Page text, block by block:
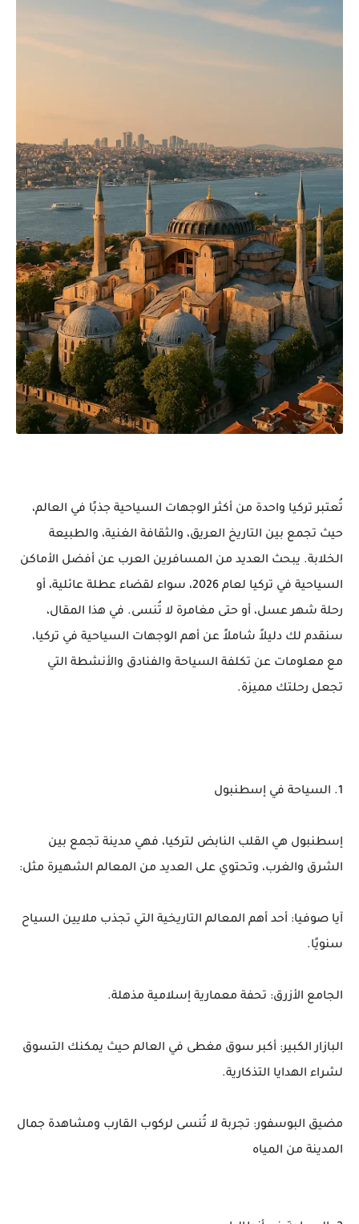
تُعتبر تركيا واحدة من أكثر الوجهات السياحية جذبًا في العالم،
حيث تجمع بين التاريخ العريق، والثقافة الغنية، والطبيعة
الخلابة. يبحث العديد من المسافرين العرب عن أفضل الأماكن
السياحية في تركيا لعام 2026، سواء لقضاء عطلة عائلية، أو
رحلة شهر عسل، أو حتى مغامرة لا تُنسى. في هذا المقال،
سنقدم لك دليلاً شاملاً عن أهم الوجهات السياحية في تركيا،
مع معلومات عن تكلفة السياحة والفنادق والأنشطة التي
تجعل رحلتك مميزة.
1. السياحة في إسطنبول
إسطنبول هي القلب النابض لتركيا، فهي مدينة تجمع بين
الشرق والغرب، وتحتوي على العديد من المعالم الشهيرة مثل:
آيا صوفيا: أحد أهم المعالم التاريخية التي تجذب ملايين السياح
سنويًا.
الجامع الأزرق: تحفة معمارية إسلامية مذهلة.
البازار الكبير: أكبر سوق مغطى في العالم حيث يمكنك التسوق
لشراء الهدايا التذكارية.
مضيق البوسفور: تجربة لا تُنسى لركوب القارب ومشاهدة جمال
المدينة من المياه